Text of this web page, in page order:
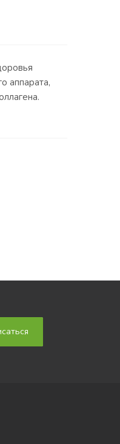
аппарата,